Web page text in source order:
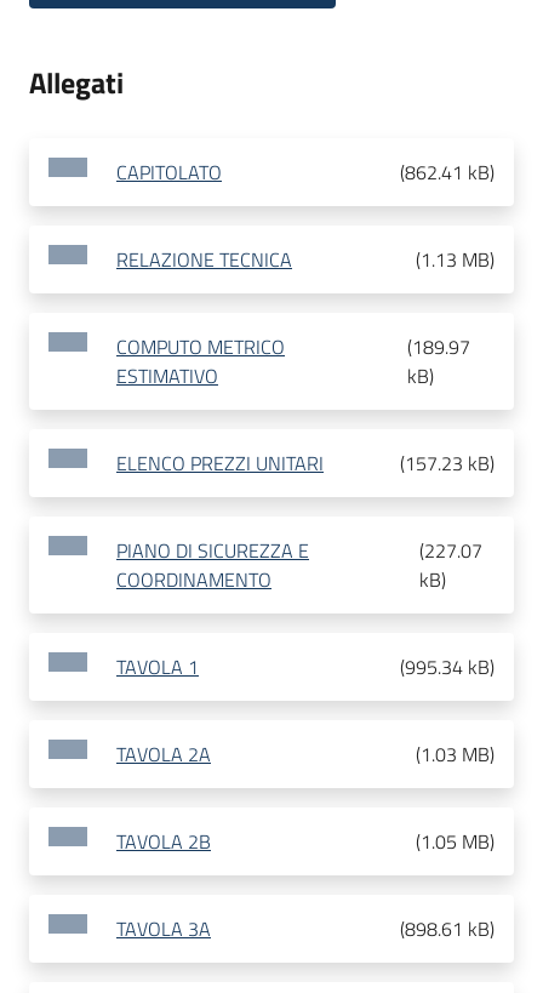
Allegati
CAPITOLATO (862.41 kB)
RELAZIONE TECNICA (1.13 MB)
COMPUTO METRICO
ESTIMATIVO
(189.97
kB)
ELENCO PREZZI UNITARI (157.23 kB)
PIANO DI SICUREZZA E
COORDINAMENTO
(227.07
kB)
TAVOLA 1 (995.34 kB)
TAVOLA 2A (1.03 MB)
TAVOLA 2B (1.05 MB)
TAVOLA 3A (898.61 kB)